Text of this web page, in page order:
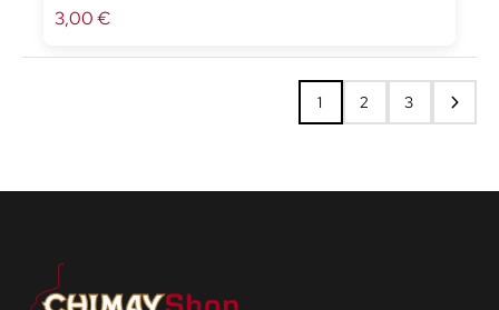
3,00 €
1 2 3